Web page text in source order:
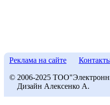
Реклама на сайте
© 2006-2025
Дизайн Алексенко А.